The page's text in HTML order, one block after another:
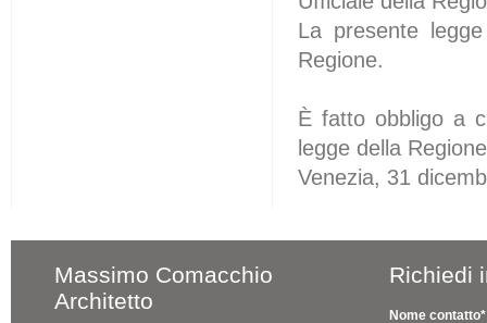
La presente
Regione.
È fatto obbligo a
legge della
Venezia, 31
Massimo Comacchio
Architetto
Richiedi
Nome